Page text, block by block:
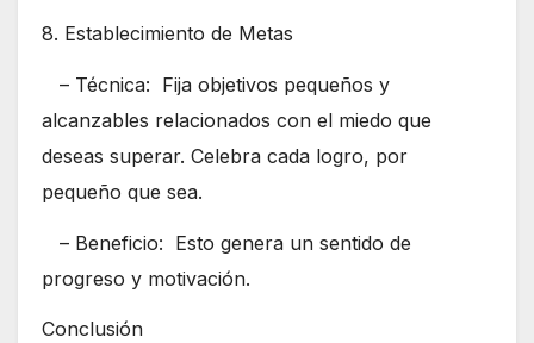
8. Establecimiento de Metas
– Técnica: Fija objetivos pequeños y
alcanzables relacionados con el miedo que
deseas superar. Celebra cada logro, por
pequeño que sea.
– Beneficio: Esto genera un sentido de
progreso y motivación.
Conclusión